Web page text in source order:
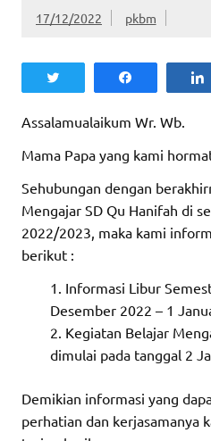
17/12/2022 pkbm
Assalamualaikum Wr. Wb.
Mama Papa yang kami
Sehubungan dengan
Mengajar SD Qu Hanifah di
2022/2023, maka kami
berikut :
Informasi Libur
Desember 2022 – 1
Kegiatan Belajar
dimulai pada tanggal 2
Demikian informasi yang
perhatian dan kerjasamanya